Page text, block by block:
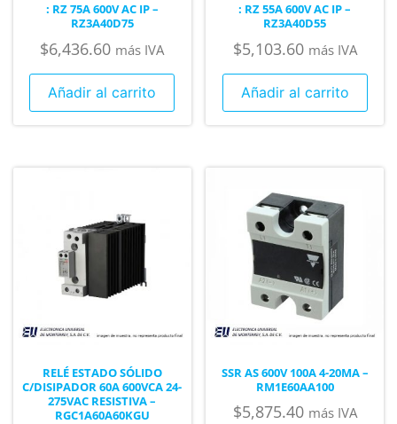
: RZ 75A 600V AC IP –
RZ3A40D75
$6,436.60 más IVA
Añadir al carrito
: RZ 55A 600V AC IP –
RZ3A40D55
$5,103.60 más IVA
Añadir al carrito
RELÉ ESTADO SÓLIDO
C/DISIPADOR 60A 600VCA 24-
275VAC RESISTIVA –
RGC1A60A60KGU
SSR AS 600V 100A 4-20MA –
RM1E60AA100
$5,875.40 más IVA